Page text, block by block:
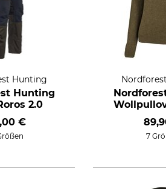
Hunting
Hunting
2.0
€
7